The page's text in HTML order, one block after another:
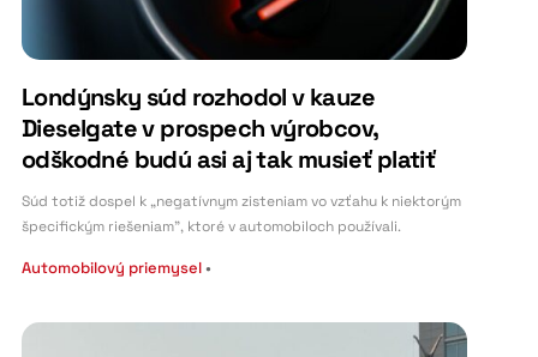
Londýnsky súd rozhodol v kauze
Dieselgate v prospech výrobcov,
odškodné budú asi aj tak musieť platiť
Súd totiž dospel k „negatívnym zisteniam vo vzťahu k niektorým
špecifickým riešeniam", ktoré v automobiloch používali.
Automobilový priemysel•